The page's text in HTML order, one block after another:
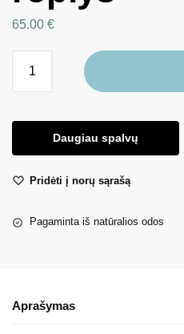
65.00 €
Daugiau spalvų
Pridėti į norų sąrašą
Pagaminta iš natūralios odos
Aprašymas